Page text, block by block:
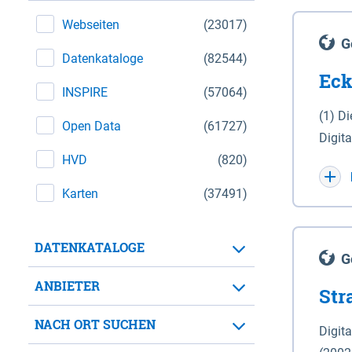
(23017)
Webseiten
(82544)
Datenkataloge
(57064)
INSPIRE
(61727)
Open Data
(820)
HVD
(37491)
Karten
DATENKATALOGE
ANBIETER
NACH ORT SUCHEN
(1)
WGS
für
der in